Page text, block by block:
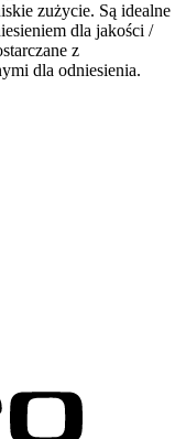
zużycie. Są idealne
dla jakości /
z
dla odniesienia.